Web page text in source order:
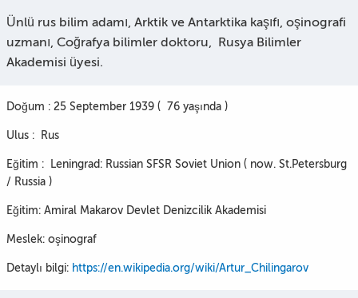
Ünlü rus bilim adamı, Arktik ve Antarktika kaşıfı, oşinografi
uzmanı, Coğrafya bilimler doktoru, Rusya Bilimler
Akademisi üyesi.
Doğum : 25 September 1939 ( 76 yaşında )
Ulus : Rus
Eğitim : Leningrad: Russian SFSR Soviet Union ( now. St.Petersburg
/ Russia )
Eğitim: Amiral Makarov Devlet Denizcilik Akademisi
Meslek: oşinograf
Detaylı bilgi: https://en.wikipedia.org/wiki/Artur_Chilingarov